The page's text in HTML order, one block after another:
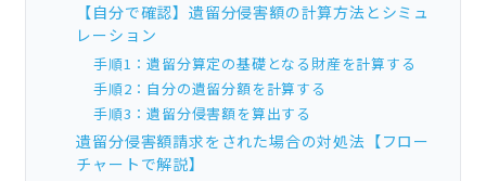
【自分で確認】遺留分侵害額の計算方法とシミュ
レーション
手順1：遺留分算定の基礎となる財産を計算する
手順2：自分の遺留分額を計算する
手順3：遺留分侵害額を算出する
遺留分侵害額請求をされた場合の対処法【フロー
チャートで解説】